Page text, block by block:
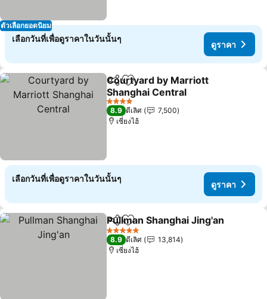
ตัวเลือกยอดนิยม
เลือกวันที่เพื่อดูราคาในวันนั้นๆ
ดูราคา
แชร์ เพิ่มในรายการโปรด
Courtyard by Marriott
Shanghai Central
4 ดาว
8.9 ดีเลิศ
7,500
เซี่ยงไฮ้
เลือกวันที่เพื่อดูราคาในวันนั้นๆ
ดูราคา
แชร์ เพิ่มในรายการโปรด
Pullman Shanghai Jing'an
5 ดาว
8.9 ดีเลิศ
13,814
เซี่ยงไฮ้